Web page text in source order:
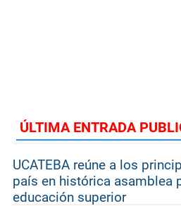
ÚLTIMA ENTRADA
UCATEBA reúne a los
país en histórica asamblea
educación superior